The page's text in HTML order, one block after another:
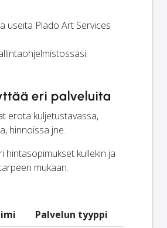
useita Plado Art Services
eri palveluita
erota kuljetustavassa,
hinnoissa jne.
hintasopimukset kullekin ja
mukaan.
Palvelun tyyppi